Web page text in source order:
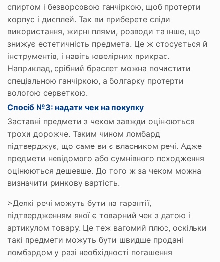
спиртом і безворсовою ганчіркою, щоб протерти
корпус і дисплей. Так ви приберете сліди
використання, жирні плями, розводи та інше, що
знижує естетичність предмета. Це ж стосується й
інструментів, і навіть ювелірних прикрас.
Наприклад, срібний браслет можна почистити
спеціальною ганчіркою, а болгарку протерти
вологою серветкою.
Спосіб №3: надати чек на покупку
Заставні предмети з чеком завжди оцінюються
трохи дорожче. Таким чином ломбард
підтверджує, що саме ви є власником речі. Адже
предмети невідомого або сумнівного походження
оцінюються дешевше. До того ж за чеком можна
визначити ринкову вартість.
>Деякі речі можуть бути на гарантії,
підтвердженням якої є товарний чек з датою і
артикулом товару. Це теж вагомий плюс, оскільки
такі предмети можуть бути швидше продані
ломбардом у разі необхідності погашення